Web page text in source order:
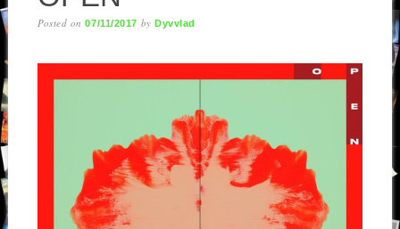
Posted on07/11/2017 byDyvvlad